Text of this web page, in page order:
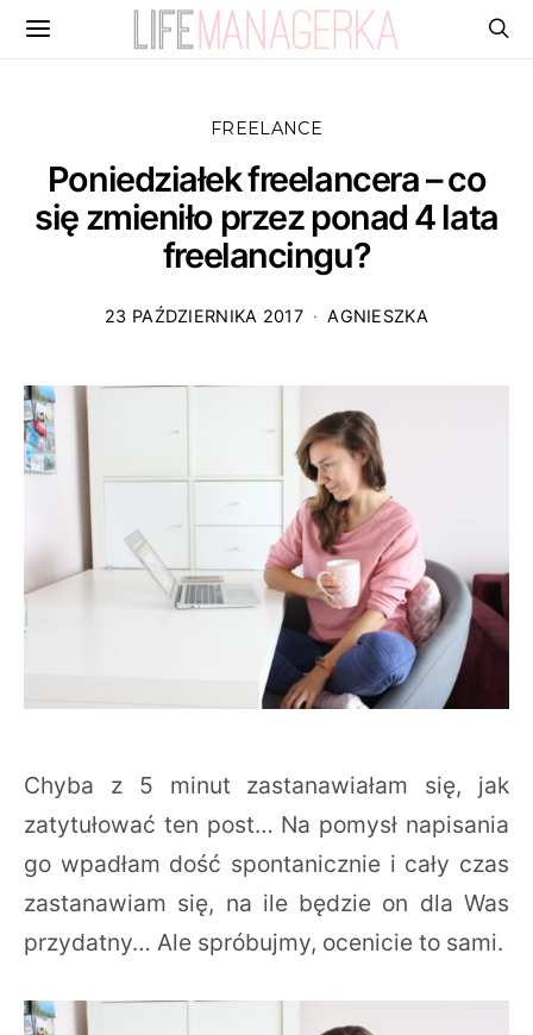
FREELANCE
Poniedziałek freelancera – co
się zmieniło przez ponad 4 lata
freelancingu?
23 PAŹDZIERNIKA 2017 AGNIESZKA
Chyba z 5 minut zastanawiałam się, jak
zatytułować ten post… Na pomysł napisania
go wpadłam dość spontanicznie i cały czas
zastanawiam się, na ile będzie on dla Was
przydatny… Ale spróbujmy, ocenicie to sami.